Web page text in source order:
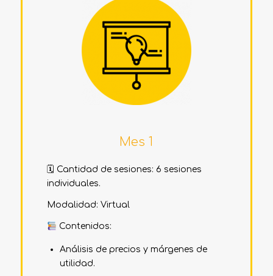
Mes 1
🗓 Cantidad de sesiones: 6 sesiones
individuales.
Modalidad: Virtual
Contenidos:
Análisis de precios y márgenes de
utilidad.